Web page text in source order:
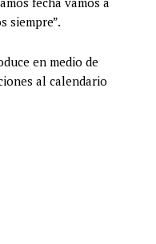
siempre”.
en medio de
al calendario